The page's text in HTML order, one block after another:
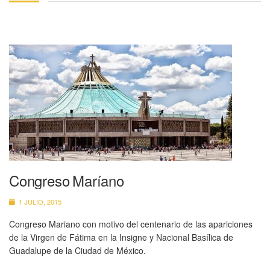
Congreso Maríano
1 JULIO, 2015
Congreso Mariano con motivo del centenario de las apariciones
de la Virgen de Fátima en la Insigne y Nacional Basílica de
Guadalupe de la Ciudad de México.